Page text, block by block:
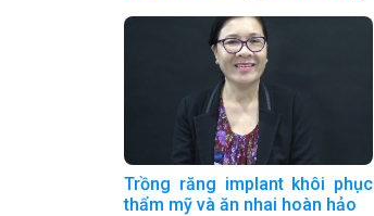
Trồng răng implant khôi phục
thẩm mỹ và ăn nhai hoàn hảo